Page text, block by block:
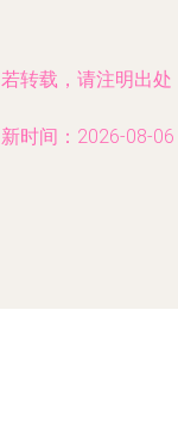
转载，请注明出
时间：2026-08-06